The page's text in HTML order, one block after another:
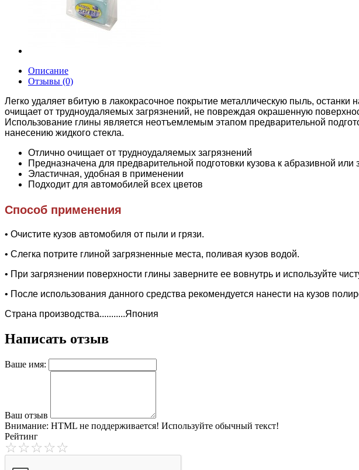
Описание
Отзывы (0)
Легко удаляет вбитую в лакокрасочное покрытие металлическую пыль,
очищает от трудноудаляемых загрязнений, не повреждая окрашенную
Использование глины является неотъемлемым этапом предварительной
нанесению жидкого стекла.
Отлично очищает от трудноудаляемых загрязнений
Предназначена для предварительной подготовки кузова к абразивной
Эластичная, удобная в применении
Подходит для автомобилей всех цветов
Способ применения
• Очистите кузов автомобиля от пыли и грязи.
• Слегка потрите глиной загрязненные места, поливая кузов водой.
• При загрязнении поверхности глины заверните ее вовнутрь и используйте
• После использования данного средства рекомендуется нанести на кузов
Страна производства...........Япония
Написать отзыв
Ваше имя:
Ваш отзыв
Внимание: HTML не поддерживается! Используйте обычный текст!
Рейтинг